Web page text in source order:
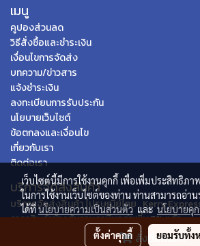
สั่งซื้อสินค้า
เมนู
คูปองส่วนลด
วิธีสั่งซื้อและชำระเงิน
เงื่อนไขการจัดส่ง
บทความ/ข่าวสาร
แจ้งชำระเงิน
ลงทะเบียนการรับประกัน
นโยบายเว็บไซต์
ข้อตกลงและเงื่อนไข
เกี่ยวกับเรา
ติดต่อเรา
บริการจัดส่งสินค้า
บริการจัดส่งสินค้า ไปรษณีย์ไทย , Kerry
ราคาสินค้าข้างต้นรวมภาษีมูลค่าเพิ่ม 7% แล้ว
เว็บไซต์นี้มีการใช้งานคุกกี้ เพื่อเพิ่มประสิทธิภ
ในการใช้งานเว็บไซต์ของท่าน ท่านสามารถอ่าน
ได้ที่นโยบายความเป็นส่วนตัวและนโยบายคุ
ตั้งค่าคุกกี้ ยอมรับทั้ง